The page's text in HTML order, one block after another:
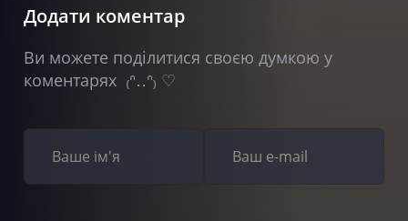
Додати коментар
Ви можете поділитися своєю думкою у
коментарях ₍ᐢ‥ᐢ₎ ♡